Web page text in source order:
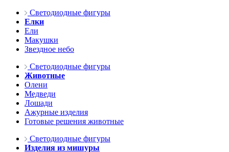
Светодиодные фигуры
Елки
Ели
Макушки
Звездное небо
Светодиодные фигуры
Животные
Олени
Медведи
Лошади
Ажурные изделия
Готовые решения животные
Светодиодные фигуры
Изделия из мишуры